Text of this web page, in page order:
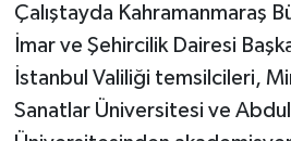
Çalıştayda Kahramanmaraş
İmar ve Şehircilik Dairesi
İstanbul Valiliği temsilcileri,
Sanatlar Üniversitesi ve